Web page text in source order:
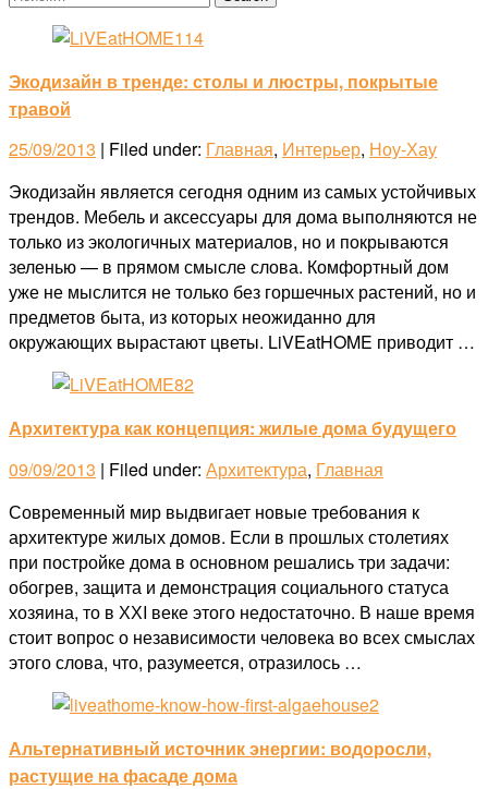
Экодизайн в тренде: столы и люстры, покрытые
травой
25/09/2013 | Filed under: Главная, Интерьер, Ноу-Хау
Экодизайн является сегодня одним из самых устойчивых
трендов. Мебель и аксессуары для дома выполняются не
только из экологичных материалов, но и покрываются
зеленью — в прямом смысле слова. Комфортный дом
уже не мыслится не только без горшечных растений, но и
предметов быта, из которых неожиданно для
окружающих вырастают цветы. LiVEatHOME приводит …
Архитектура как концепция: жилые дома будущего
09/09/2013 | Filed under: Архитектура, Главная
Современный мир выдвигает новые требования к
архитектуре жилых домов. Если в прошлых столетиях
при постройке дома в основном решались три задачи:
обогрев, защита и демонстрация социального статуса
хозяина, то в ХХI веке этого недостаточно. В наше время
стоит вопрос о независимости человека во всех смыслах
этого слова, что, разумеется, отразилось …
Альтернативный источник энергии: водоросли,
растущие на фасаде дома